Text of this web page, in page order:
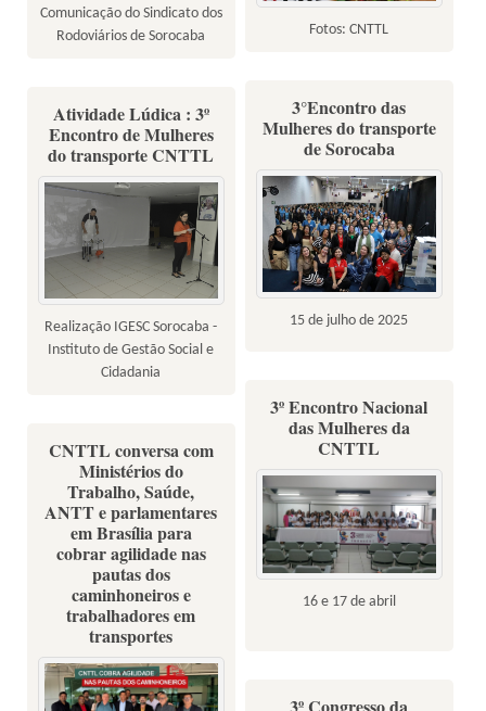
Comunicação do Sindicato dos
Rodoviários de Sorocaba
Fotos: CNTTL
3°Encontro das
Mulheres do transporte
de Sorocaba
15 de julho de 2025
Atividade Lúdica : 3º
Encontro de Mulheres
do transporte CNTTL
Realização IGESC Sorocaba -
Instituto de Gestão Social e
Cidadania
3º Encontro Nacional
das Mulheres da
CNTTL
16 e 17 de abril
CNTTL conversa com
Ministérios do
Trabalho, Saúde,
ANTT e parlamentares
em Brasília para
cobrar agilidade nas
pautas dos
caminhoneiros e
trabalhadores em
transportes